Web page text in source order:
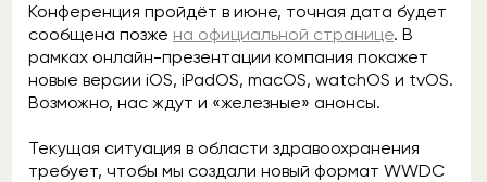
Конференция пройдёт в июне, точная дата будет
сообщена позже на официальной странице. В
рамках онлайн-презентации компания покажет
новые версии iOS, iPadOS, macOS, watchOS и tvOS.
Возможно, нас ждут и «железные» анонсы.
Текущая ситуация в области здравоохранения
требует, чтобы мы создали новый формат WWDC